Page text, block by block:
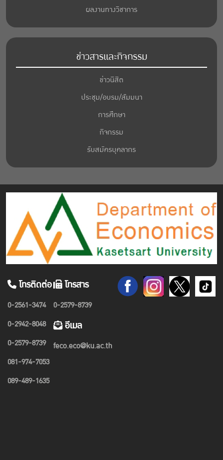
ผลงานทางวิชาการ
ข่าวสารและกิจกรรม
ข่าวนิสิต
ประชุม/อบรม/สัมมนา
การศึกษา
กิจกรรม
รับสมัครบุคลากร
โทรติดต่อ
0-2561-3474
0-2942-8048
0-2579-8739
081-974-7053
089-489-1635
โทรสาร
0-2579-8739
อีเมล
feco.eco@ku.ac.th